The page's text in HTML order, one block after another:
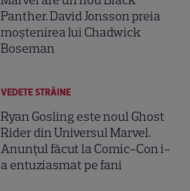
Panther. David Jonsson preia
moștenirea lui Chadwick
Boseman
VEDETE STRĂINE
Ryan Gosling este noul Ghost
Rider din Universul Marvel.
Anunțul făcut la Comic-Con i-
a entuziasmat pe fani